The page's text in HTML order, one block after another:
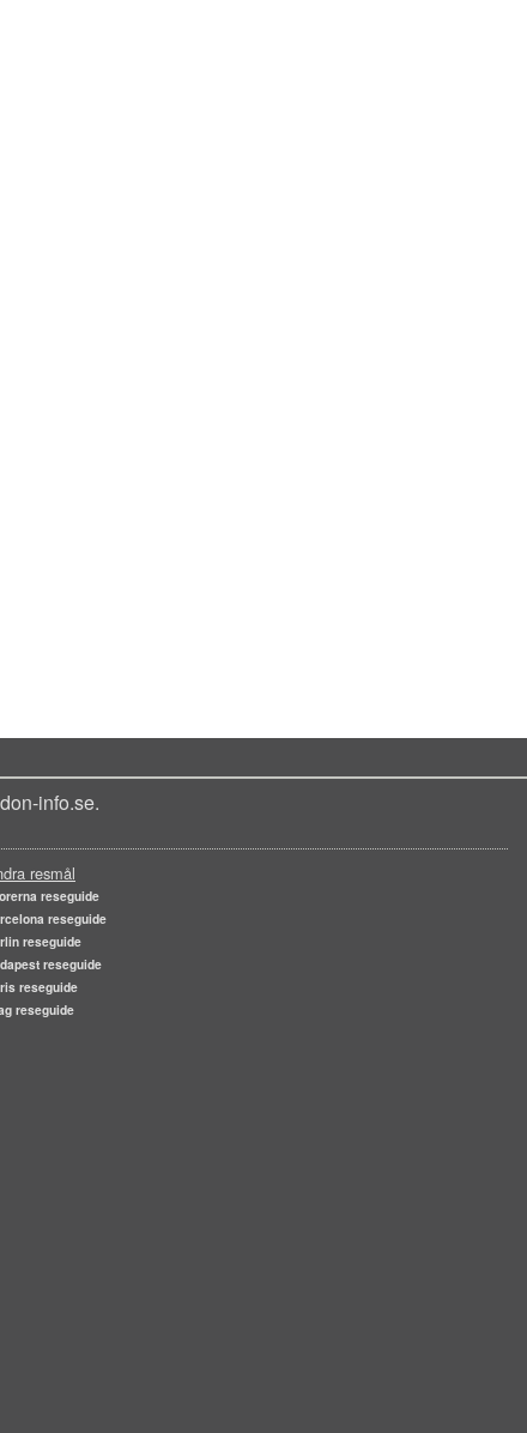
info.se.
resmål
reseguide
reseguide
reseguide
reseguide
reseguide
reseguide